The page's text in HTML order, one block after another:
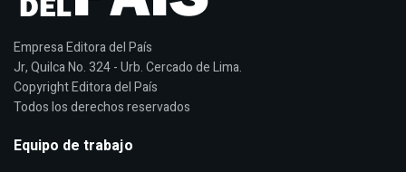
Empresa Editora del País
Jr, Quilca No. 324 - Urb. Cercado de Lima.
Copyright Editora del País
Todos los derechos reservados
Equipo de trabajo